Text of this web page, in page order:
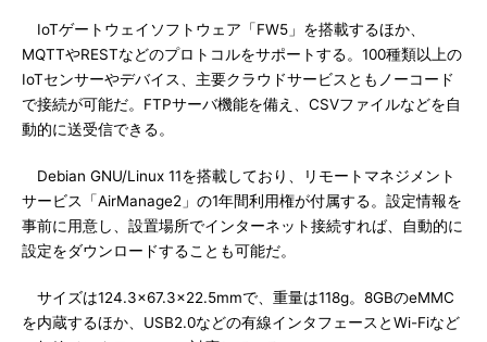
IoTゲートウェイソフトウェア「FW5」を搭載するほか、
MQTTやRESTなどのプロトコルをサポートする。100種類以上の
IoTセンサーやデバイス、主要クラウドサービスともノーコード
で接続が可能だ。FTPサーバ機能を備え、CSVファイルなどを自
動的に送受信できる。
Debian GNU/Linux 11を搭載しており、リモートマネジメント
サービス「AirManage2」の1年間利用権が付属する。設定情報を
事前に用意し、設置場所でインターネット接続すれば、自動的に
設定をダウンロードすることも可能だ。
サイズは124.3×67.3×22.5mmで、重量は118g。8GBのeMMC
を内蔵するほか、USB2.0などの有線インタフェースとWi-Fiなど